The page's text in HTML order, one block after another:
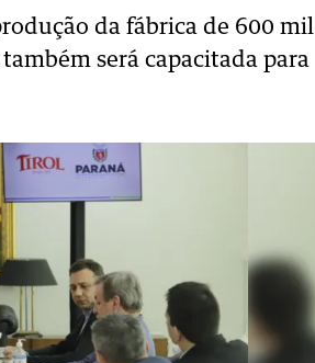
da fábrica de 600 mil
será capacitada para